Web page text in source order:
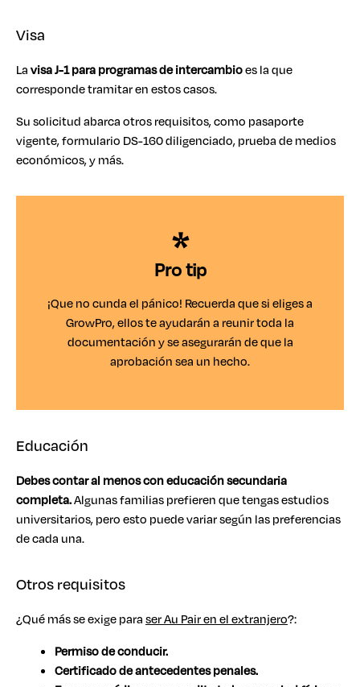
Visa
Lavisa J-1 para programas de intercambioes la que
corresponde tramitar en estos casos.
Su solicitud abarca otros requisitos, como pasaporte
vigente, formulario DS-160 diligenciado, prueba de medios
económicos, y más.
Pro tip
¡Que no cunda el pánico! Recuerda que si eliges a
GrowPro, ellos te ayudarán a reunir toda la
documentación y se asegurarán de que la
aprobación sea un hecho.
Educación
Debes contar al menos con educación secundaria
completa.Algunas familias prefieren que tengas estudios
universitarios, pero esto puede variar según las preferencias
de cada una.
Otros requisitos
¿Qué más se exige paraser Au Pair en el extranjero?:
Permiso de conducir.
Certificado de antecedentes penales.